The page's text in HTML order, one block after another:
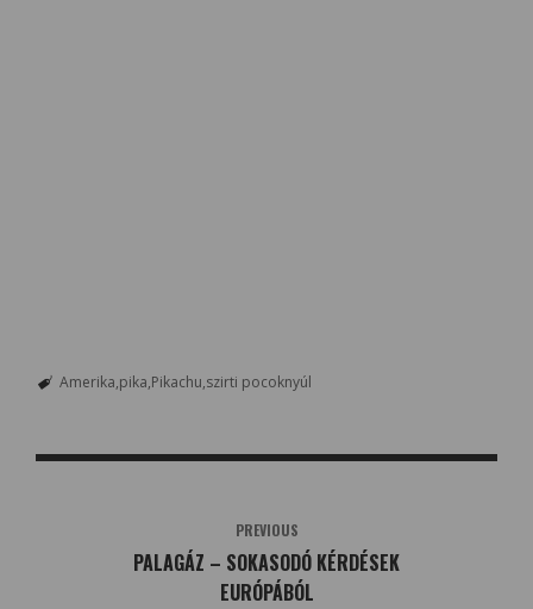
Amerika pika Pikachu szirti pocoknyúl
PREVIOUS
PALAGÁZ – SOKASODÓ KÉRDÉSEK
EURÓPÁBÓL